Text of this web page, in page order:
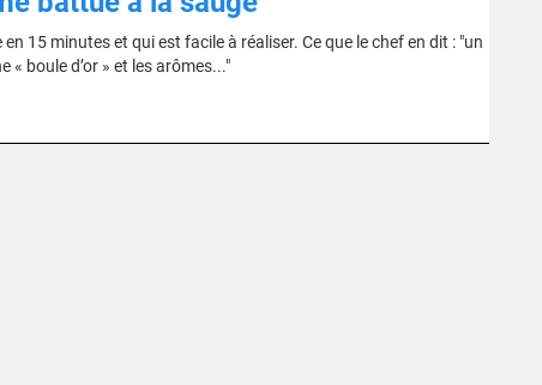
15 minutes et qui est facile à réaliser. Ce que le chef en dit : "un
boule d’or » et les arômes..."